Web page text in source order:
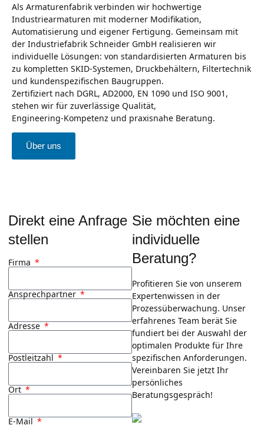
Als Armaturenfabrik verbinden wir hochwertige
Industriearmaturen mit moderner Modifikation,
Automatisierung und eigener Fertigung. Gemeinsam mit
der Industriefabrik Schneider GmbH realisieren wir
individuelle Lösungen: von standardisierten Armaturen bis
zu kompletten SKID‑Systemen, Druckbehältern, Filtertechnik
und kundenspezifischen Baugruppen.
Zertifiziert nach DGRL, AD2000, EN 1090 und ISO 9001,
stehen wir für zuverlässige Qualität,
Engineering‑Kompetenz und praxisnahe Beratung.
Über uns
Direkt eine Anfrage
stellen
Firma
Ansprechpartner
Adresse
Postleitzahl
Ort
E-Mail
Sie möchten eine
individuelle
Beratung?
Profitieren Sie von unserem
Expertenwissen in der
Prozessüberwachung. Unser
erfahrenes Team berät Sie
fundiert bei der Auswahl der
optimalen Produkte für Ihre
spezifischen Anforderungen.
Vereinbaren Sie jetzt Ihr
persönliches
Beratungsgespräch!